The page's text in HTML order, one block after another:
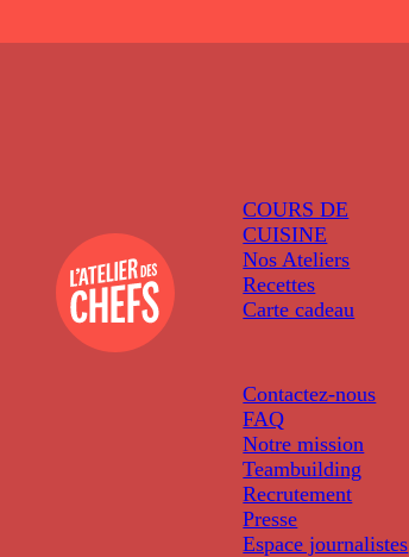
COURS DE
CUISINE
Nos Ateliers
Recettes
Carte cadeau
Contactez-nous
FAQ
Notre mission
Teambuilding
Recrutement
Presse
Espace journalistes